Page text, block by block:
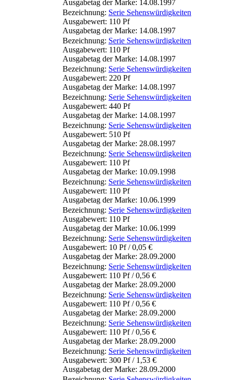
Ausgabetag der Marke: 14.08.1997
Bezeichnung: Serie Sehenswürdigkeiten
Ausgabewert: 110 Pf
Ausgabetag der Marke: 14.08.1997
Bezeichnung: Serie Sehenswürdigkeiten
Ausgabewert: 110 Pf
Ausgabetag der Marke: 14.08.1997
Bezeichnung: Serie Sehenswürdigkeiten
Ausgabewert: 220 Pf
Ausgabetag der Marke: 14.08.1997
Bezeichnung: Serie Sehenswürdigkeiten
Ausgabewert: 440 Pf
Ausgabetag der Marke: 14.08.1997
Bezeichnung: Serie Sehenswürdigkeiten
Ausgabewert: 510 Pf
Ausgabetag der Marke: 28.08.1997
Bezeichnung: Serie Sehenswürdigkeiten
Ausgabewert: 110 Pf
Ausgabetag der Marke: 10.09.1998
Bezeichnung: Serie Sehenswürdigkeiten
Ausgabewert: 110 Pf
Ausgabetag der Marke: 10.06.1999
Bezeichnung: Serie Sehenswürdigkeiten
Ausgabewert: 110 Pf
Ausgabetag der Marke: 10.06.1999
Bezeichnung: Serie Sehenswürdigkeiten
Ausgabewert: 10 Pf / 0,05 €
Ausgabetag der Marke: 28.09.2000
Bezeichnung: Serie Sehenswürdigkeiten
Ausgabewert: 110 Pf / 0,56 €
Ausgabetag der Marke: 28.09.2000
Bezeichnung: Serie Sehenswürdigkeiten
Ausgabewert: 110 Pf / 0,56 €
Ausgabetag der Marke: 28.09.2000
Bezeichnung: Serie Sehenswürdigkeiten
Ausgabewert: 110 Pf / 0,56 €
Ausgabetag der Marke: 28.09.2000
Bezeichnung: Serie Sehenswürdigkeiten
Ausgabewert: 300 Pf / 1,53 €
Ausgabetag der Marke: 28.09.2000